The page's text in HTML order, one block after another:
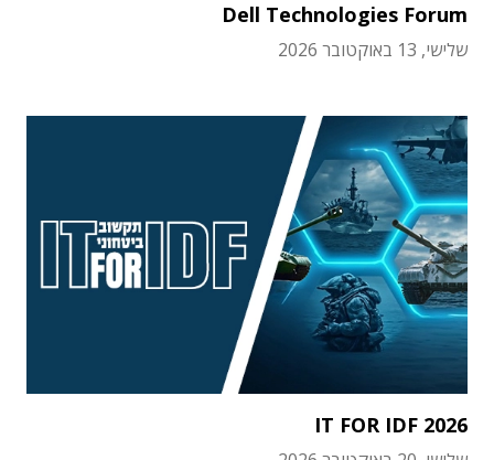
Dell Technologies Forum
שלישי, 13 באוקטובר 2026
IT FOR IDF 2026